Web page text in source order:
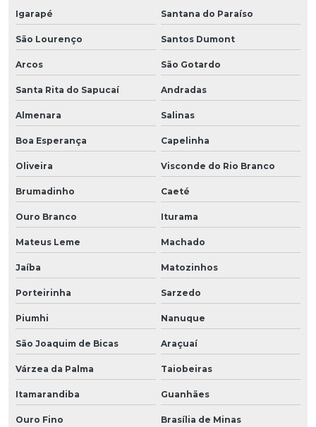
Igarapé Santana do Paraíso
São Lourenço Santos Dumont
Arcos São Gotardo
Santa Rita do Sapucaí Andradas
Almenara Salinas
Boa Esperança Capelinha
Oliveira Visconde do Rio Branco
Brumadinho Caeté
Ouro Branco Iturama
Mateus Leme Machado
Jaíba Matozinhos
Porteirinha Sarzedo
Piumhi Nanuque
São Joaquim de Bicas Araçuaí
Várzea da Palma Taiobeiras
Itamarandiba Guanhães
Ouro Fino Brasília de Minas